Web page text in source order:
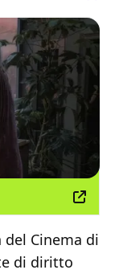
del Cinema di
di diritto